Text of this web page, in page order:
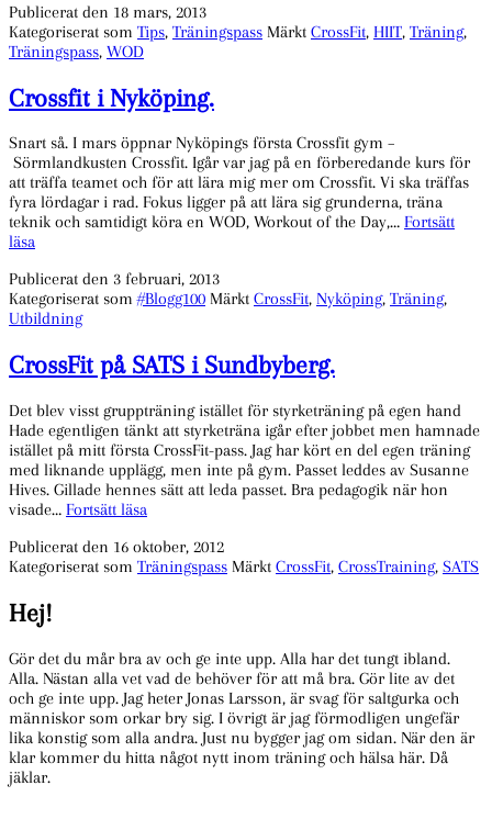
Löpning,
Burpees,
Air
och
Dips.
Publicerat den 18 mars, 2013
Kategoriserat som Tips, Träningspass Märkt CrossFit, HIIT, Träning,
Träningspass, WOD
Crossfit i Nyköping.
Snart så. I mars öppnar Nyköpings första Crossfit gym –
Sörmlandkusten Crossfit. Igår var jag på en förberedande kurs för
att träffa teamet och för att lära mig mer om Crossfit. Vi ska träffas
fyra lördagar i rad. Fokus ligger på att lära sig grunderna, träna
teknik och samtidigt köra en WOD, Workout of the Day,… Fortsätt
läsaCrossfit
Nyköping.
Publicerat den 3 februari, 2013
Kategoriserat som#Blogg100 Märkt CrossFit, Nyköping, Träning,
Utbildning
CrossFit på SATS i Sundbyberg.
Det blev visst gruppträning istället för styrketräning på egen hand
Hade egentligen tänkt att styrketräna igår efter jobbet men hamnade
istället på mitt första CrossFit-pass. Jag har kört en del egen träning
med liknande upplägg, men inte på gym. Passet leddes av Susanne
Hives. Gillade hennes sätt att leda passet. Bra pedagogik när hon
visade… Fortsätt läsaCrossFit
SATS
i
Publicerat den 16 oktober, 2012
Kategoriserat som Träningspass Märkt CrossFit, CrossTraining, SATS
Hej!
Gör det du mår bra av och ge inte upp. Alla har det tungt ibland.
Alla. Nästan alla vet vad de behöver för att må bra. Gör lite av det
och ge inte upp. Jag heter Jonas Larsson, är svag för saltgurka och
människor som orkar bry sig. I övrigt är jag förmodligen ungefär
lika konstig som alla andra. Just nu bygger jag om sidan. När den är
klar kommer du hitta något nytt inom träning och hälsa här. Då
jäklar.